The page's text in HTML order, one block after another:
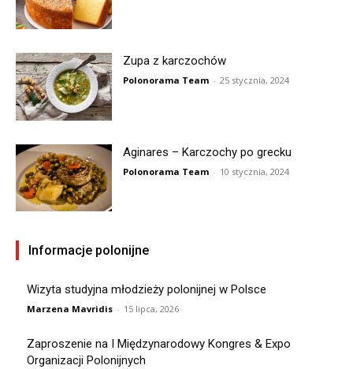
Zupa z karczochów
Polonorama Team - 25 stycznia, 2024
Aginares – Karczochy po grecku
Polonorama Team - 10 stycznia, 2024
Informacje polonijne
Wizyta studyjna młodzieży polonijnej w Polsce
Marzena Mavridis - 15 lipca, 2026
Zaproszenie na I Międzynarodowy Kongres & Expo
Organizacji Polonijnych